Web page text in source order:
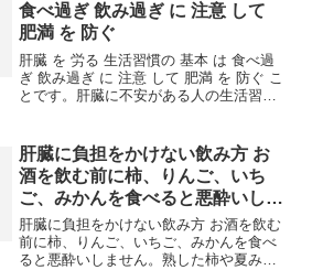
食べ過ぎ 飲み過ぎ に 注意 して
肥満 を 防ぐ
肝臓 を 労る 生活習慣の 基本 は 食べ過
ぎ 飲み過ぎ に 注意 して 肥満 を 防ぐ こ
とです。肝臓に不安がある人の生活習慣
の 基本 は 食べ過ぎ 飲み過ぎ ...
肝臓に負担をかけない飲み方 お
酒を飲む前に柿、りんご、いち
ご、みかんを食べると悪酔いしな
い
肝臓に負担をかけない飲み方 お酒を飲む
前に柿、りんご、いちご、みかんを食べ
ると悪酔いしません。熟した柿や夏みか